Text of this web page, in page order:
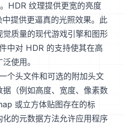
HDR 纹理提供更宽的亮度
提供更逼真的光照效果。此
质量的现代游戏引擎和图形
中对 HDR 的支持使其在高
使用。
个头文件和可选的附加头文
（例如高度、宽度、像素数
或立方体贴图存在的标
的元数据方法允许应用程序